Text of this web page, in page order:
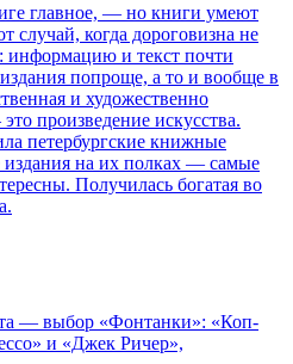
главное, — но книги умеют
случай, когда дороговизна не
информацию и текст почти
попроще, а то и вообще в
и художественно
произведение искусства.
петербургские книжные
издания на их полках — самые
Получилась богатая во
— выбор «Фонтанки»: «Коп-
и «Джек Ричер»,